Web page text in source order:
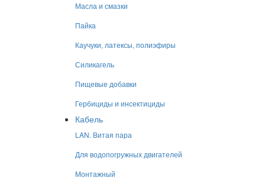
Масла и смазки
Пайка
Каучуки, латексы, полиэфиры
Силикагель
Пищевые добавки
Гербициды и инсектициды
Кабель
LAN. Витая пара
Для водопогружных двигателей
Монтажный